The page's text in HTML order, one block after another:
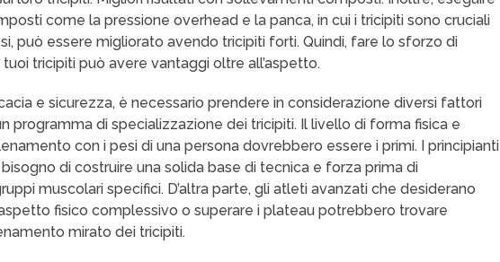
come la pressione overhead e la panca, in cui i tricipiti sono cruciali
può essere migliorato avendo tricipiti forti. Quindi, fare lo sforzo di
tricipiti può avere vantaggi oltre all’aspetto.
e sicurezza, è necessario prendere in considerazione diversi fattori
programma di specializzazione dei tricipiti. Il livello di forma fisica e
con i pesi di una persona dovrebbero essere i primi. I principianti
di costruire una solida base di tecnica e forza prima di
muscolari specifici. D’altra parte, gli atleti avanzati che desiderano
fisico complessivo o superare i plateau potrebbero trovare
mirato dei tricipiti.